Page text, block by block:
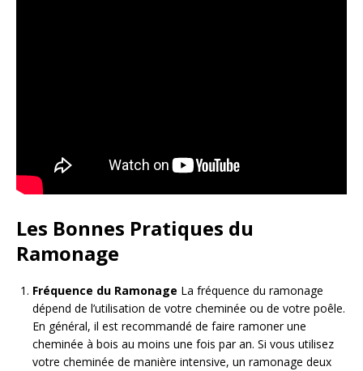
Les Bonnes Pratiques du
Ramonage
Fréquence du Ramonage La fréquence du ramonage
dépend de l’utilisation de votre cheminée ou de votre poêle.
En général, il est recommandé de faire ramoner une
cheminée à bois au moins une fois par an. Si vous utilisez
votre cheminée de manière intensive, un ramonage deux